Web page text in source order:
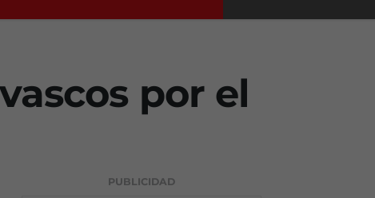
por el
PUBLICIDAD